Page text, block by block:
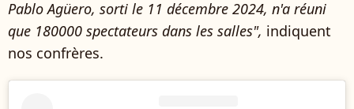
Pablo Agüero, sorti le 11 décembre 2024, n'a réuni
que 180000 spectateurs dans les salles", indiquent
nos confrères.